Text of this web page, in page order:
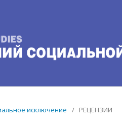
исключение / РЕЦЕНЗИИ